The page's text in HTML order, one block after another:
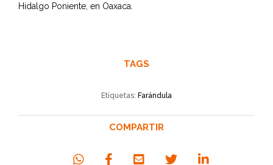
Hidalgo Poniente, en Oaxaca.
TAGS
Etiquetas: Farándula
COMPARTIR